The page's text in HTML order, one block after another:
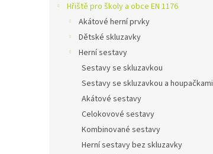
Hřiště pro školy a obce EN 1176
Akátové herní prvky
Dětské skluzavky
Herní sestavy
Sestavy se skluzavkou
Sestavy se skluzavkou a houpačkami
Akátové sestavy
Celokovové sestavy
Kombinované sestavy
Herní sestavy bez skluzavky